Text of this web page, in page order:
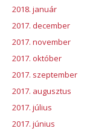
2018. január
2017. december
2017. november
2017. október
2017. szeptember
2017. augusztus
2017. július
2017. június